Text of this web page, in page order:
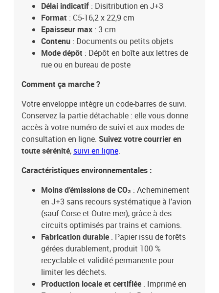
Délai indicatif : Disitribution en J+3
Format : C5-16,2 x 22,9 cm
Epaisseur max : 3 cm
Contenu : Documents ou petits objets
Mode dépôt : Dépôt en boîte aux lettres de
rue ou en bureau de poste
Comment ça marche ?
Votre enveloppe intègre un code-barres de suivi.
Conservez la partie détachable : elle vous donne
accès à votre numéro de suivi et aux modes de
consultation en ligne. Suivez votre courrier en
toute sérénité, suivi en ligne.
Caractéristiques environnementales :
Moins d’émissions de CO₂ : Acheminement
en J+3 sans recours systématique à l’avion
(sauf Corse et Outre-mer), grâce à des
circuits optimisés par trains et camions.
Fabrication durable : Papier issu de forêts
gérées durablement, produit 100 %
recyclable et validité permanente pour
limiter les déchets.
Production locale et certifiée : Imprimé en